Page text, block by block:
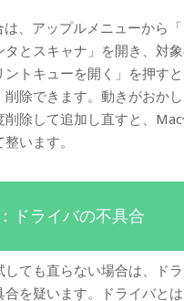
、アップルメニューから「
とスキャナ」を開き、対
ントキューを開く」を押す
削除できます。動きがおか
削除して追加し直すと、
います。
ドライバの不具合
しても直らない場合は、ド
合を疑います。ドライバと